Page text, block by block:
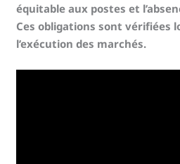
équitable aux postes et
Ces obligations sont vérifiées
l’exécution des marchés.